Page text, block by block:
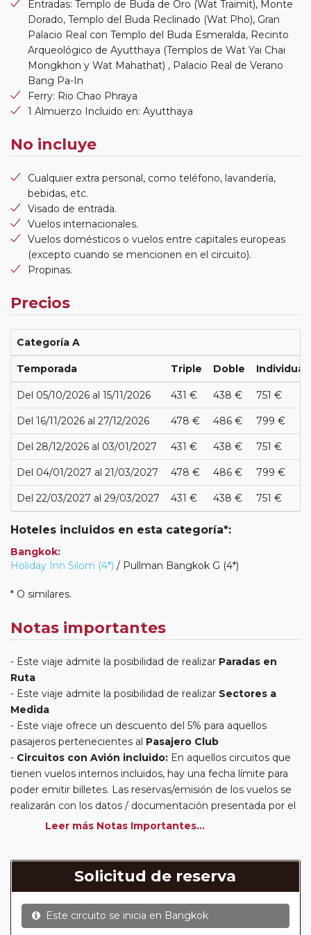
Entradas: Templo de Buda de Oro (Wat Traimit), Monte
Dorado, Templo del Buda Reclinado (Wat Pho), Gran
Palacio Real con Templo del Buda Esmeralda, Recinto
Arqueológico de Ayutthaya (Templos de Wat Yai Chai
Mongkhon y Wat Mahathat) , Palacio Real de Verano
Bang Pa-In
Ferry: Rio Chao Phraya
1 Almuerzo Incluido en: Ayutthaya
No incluye
Cualquier extra personal, como teléfono, lavandería,
bebidas, etc.
Visado de entrada.
Vuelos internacionales.
Vuelos domésticos o vuelos entre capitales europeas
(excepto cuando se mencionen en el circuito).
Propinas.
Precios
Categoría A
Temporada Triple Doble Individual
Del 05/10/2026 al 15/11/2026 431 € 438 € 751 €
Del 16/11/2026 al 27/12/2026 478 € 486 € 799 €
Del 28/12/2026 al 03/01/2027 431 € 438 € 751 €
Del 04/01/2027 al 21/03/2027 478 € 486 € 799 €
Del 22/03/2027 al 29/03/2027 431 € 438 € 751 €
Hoteles incluidos en esta categoría*:
Bangkok:
Holiday Inn Silom (4*) / Pullman Bangkok G (4*)
* O similares.
Notas importantes
Este viaje admite la posibilidad de realizar Paradas en
Ruta
Este viaje admite la posibilidad de realizar Sectores a
Medida
Este viaje ofrece un descuento del 5% para aquellos
pasajeros pertenecientes al Pasajero Club
Circuitos con Avión incluido: En aquellos circuitos que
tienen vuelos internos incluidos, hay una fecha límite para
poder emitir billetes. Las reservas/emisión de los vuelos se
realizarán con los datos / documentación presentada por el
cliente o que conste en su reserva. Una vez realizada la
billete emitido y la necesidad de tener que emitir un nuevo
billete. No nos responsabilizaremos de los gastos
generados de cancelación y nueva emisión. Hacer una
reserva nueva puede implicar la posibilidad de no conseguir
Leer más Notas Importantes...
Solicitud de reserva
Este circuito se inicia en Bangkok